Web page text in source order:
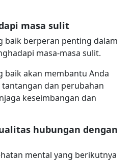
masa sulit
baik berperan penting dalam
masa-masa sulit.
baik akan membantu Anda
dan perubahan
keseimbangan dan
hubungan dengan
mental yang berikutnya